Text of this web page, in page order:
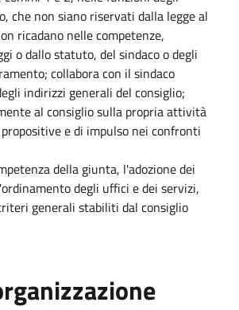
che non siano riservati dalla legge al
ricadano nelle competenze,
o dallo statuto, del sindaco o degli
collabora con il sindaco
indirizzi generali del consiglio;
al consiglio sulla propria attività
e di impulso nei confronti
della giunta, l'adozione dei
degli uffici e dei servizi,
generali stabiliti dal consiglio